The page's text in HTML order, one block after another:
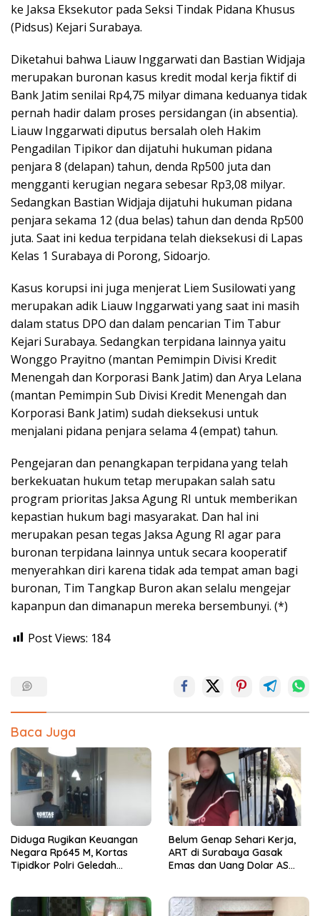
ke Jaksa Eksekutor pada Seksi Tindak Pidana Khusus
(Pidsus) Kejari Surabaya.
Diketahui bahwa Liauw Inggarwati dan Bastian Widjaja
merupakan buronan kasus kredit modal kerja fiktif di
Bank Jatim senilai Rp4,75 milyar dimana keduanya tidak
pernah hadir dalam proses persidangan (in absentia).
Liauw Inggarwati diputus bersalah oleh Hakim
Pengadilan Tipikor dan dijatuhi hukuman pidana
penjara 8 (delapan) tahun, denda Rp500 juta dan
mengganti kerugian negara sebesar Rp3,08 milyar.
Sedangkan Bastian Widjaja dijatuhi hukuman pidana
penjara sekama 12 (dua belas) tahun dan denda Rp500
juta. Saat ini kedua terpidana telah dieksekusi di Lapas
Kelas 1 Surabaya di Porong, Sidoarjo.
Kasus korupsi ini juga menjerat Liem Susilowati yang
merupakan adik Liauw Inggarwati yang saat ini masih
dalam status DPO dan dalam pencarian Tim Tabur
Kejari Surabaya. Sedangkan terpidana lainnya yaitu
Wonggo Prayitno (mantan Pemimpin Divisi Kredit
Menengah dan Korporasi Bank Jatim) dan Arya Lelana
(mantan Pemimpin Sub Divisi Kredit Menengah dan
Korporasi Bank Jatim) sudah dieksekusi untuk
menjalani pidana penjara selama 4 (empat) tahun.
Pengejaran dan penangkapan terpidana yang telah
berkekuatan hukum tetap merupakan salah satu
program prioritas Jaksa Agung RI untuk memberikan
kepastian hukum bagi masyarakat. Dan hal ini
merupakan pesan tegas Jaksa Agung RI agar para
buronan terpidana lainnya untuk secara kooperatif
menyerahkan diri karena tidak ada tempat aman bagi
buronan, Tim Tangkap Buron akan selalu mengejar
kapanpun dan dimanapun mereka bersembunyi. (*)
Post Views: 184
Baca Juga
Diduga Rugikan Keuangan
Negara Rp645 M, Kortas
Tipidkor Polri Geledah
Belum Genap Sehari Kerja,
ART di Surabaya Gasak
Emas dan Uang Dolar AS